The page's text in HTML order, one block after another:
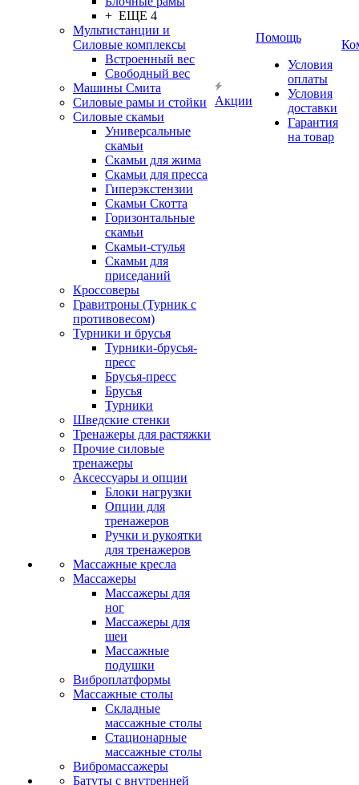
+ ЕЩЕ 4
Мультистанции и
Силовые комплексы
Встроенный вес
Свободный вес
Машины Смита
Силовые рамы и стойки
Силовые скамьи
Универсальные
скамьи
Скамьи для жима
Скамьи для пресса
Гиперэкстензии
Скамьи Скотта
Горизонтальные
скамьи
Скамьи-стулья
Скамьи для
приседаний
Кроссоверы
Гравитроны (Турник с
противовесом)
Турники и брусья
Турники-брусья-
пресс
Брусья-пресс
Брусья
Турники
Шведские стенки
Тренажеры для растяжки
Прочие силовые
тренажеры
Аксессуары и опции
Блоки нагрузки
Опции для
тренажеров
Ручки и рукоятки
для тренажеров
Массажные кресла
Массажеры
Массажеры для
ног
Массажеры для
шеи
Массажные
подушки
Виброплатформы
Массажные столы
Складные
массажные столы
Стационарные
массажные столы
Вибромассажеры
Батуты с внутренней
Акции
Помощь
Условия
оплаты
Условия
доставки
Гарантия
на товар